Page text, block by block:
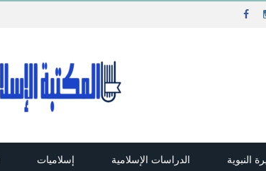
النبوية الدراسات الإسلامية إسلاميات